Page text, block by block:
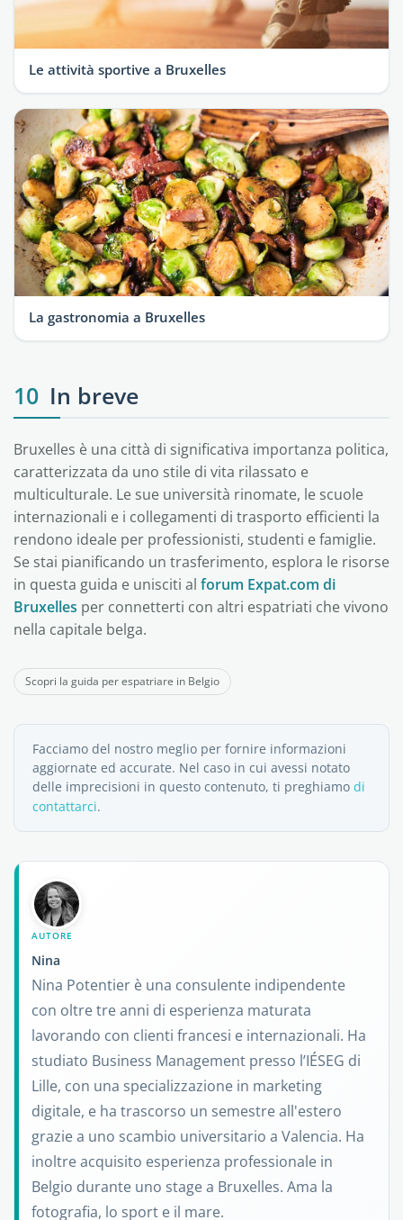
Le attività sportive a Bruxelles
La gastronomia a Bruxelles
10 In breve
Bruxelles è una città di significativa importanza politica,
caratterizzata da uno stile di vita rilassato e
multiculturale. Le sue università rinomate, le scuole
internazionali e i collegamenti di trasporto efficienti la
rendono ideale per professionisti, studenti e famiglie.
Se stai pianificando un trasferimento, esplora le risorse
in questa guida e unisciti al forum Expat.com di
Bruxelles per connetterti con altri espatriati che vivono
nella capitale belga.
Scopri la guida per espatriare in Belgio
Facciamo del nostro meglio per fornire informazioni
aggiornate ed accurate. Nel caso in cui avessi notato
delle imprecisioni in questo contenuto, ti preghiamo di
contattarci.
AUTORE
Nina
Nina Potentier è una consulente indipendente
con oltre tre anni di esperienza maturata
lavorando con clienti francesi e internazionali. Ha
studiato Business Management presso l’IÉSEG di
Lille, con una specializzazione in marketing
digitale, e ha trascorso un semestre all'estero
grazie a uno scambio universitario a Valencia. Ha
inoltre acquisito esperienza professionale in
Belgio durante uno stage a Bruxelles. Ama la
fotografia, lo sport e il mare.